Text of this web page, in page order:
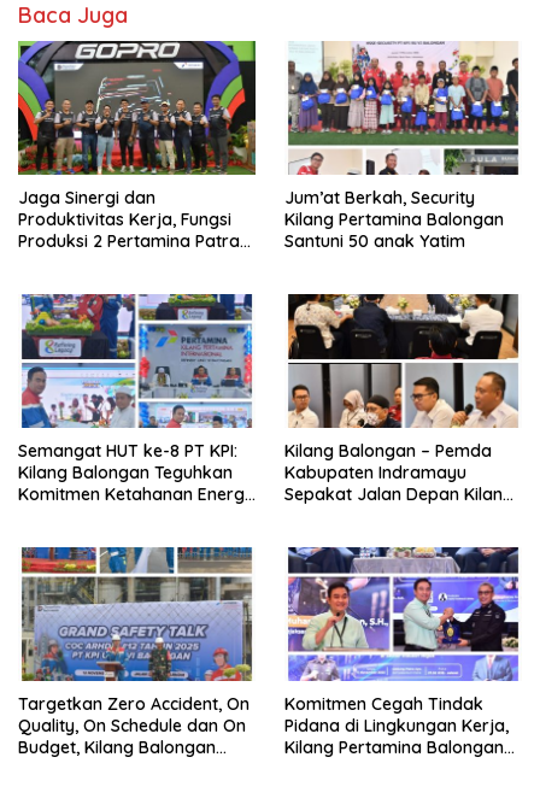
Baca Juga
Jaga Sinergi dan
Produktivitas Kerja, Fungsi
Produksi 2 Pertamina Patra
Jum’at Berkah, Security
Kilang Pertamina Balongan
Santuni 50 anak Yatim
Semangat HUT ke-8 PT KPI:
Kilang Balongan Teguhkan
Komitmen Ketahanan Energi
Yayasan Pendidikan
Kilang Balongan – Pemda
Kabupaten Indramayu
Sepakat Jalan Depan Kilang
Sukaurip-Sukareja
Targetkan Zero Accident, On
Quality, On Schedule dan On
Budget, Kilang Balongan
Komitmen Cegah Tindak
Pidana di Lingkungan Kerja,
Kilang Pertamina Balongan